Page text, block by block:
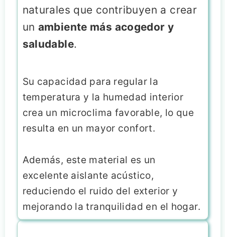
naturales que contribuyen a crear
un ambiente más acogedor y
saludable.
Su capacidad para regular la
temperatura y la humedad interior
crea un microclima favorable, lo que
resulta en un mayor confort.
Además, este material es un
excelente aislante acústico,
reduciendo el ruido del exterior y
mejorando la tranquilidad en el hogar.